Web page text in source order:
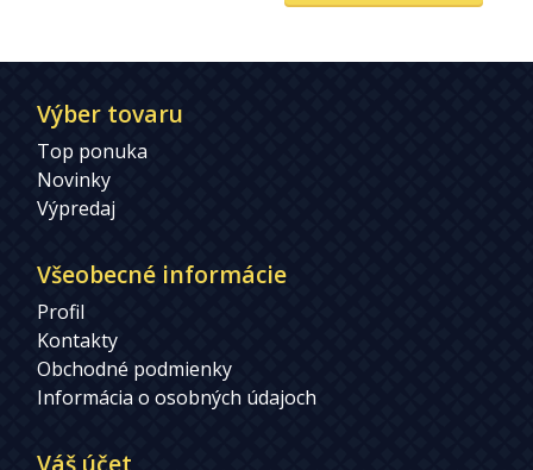
Výber tovaru
Top ponuka
Novinky
Výpredaj
Všeobecné informácie
Profil
Kontakty
Obchodné podmienky
Informácia o osobných údajoch
Váš účet